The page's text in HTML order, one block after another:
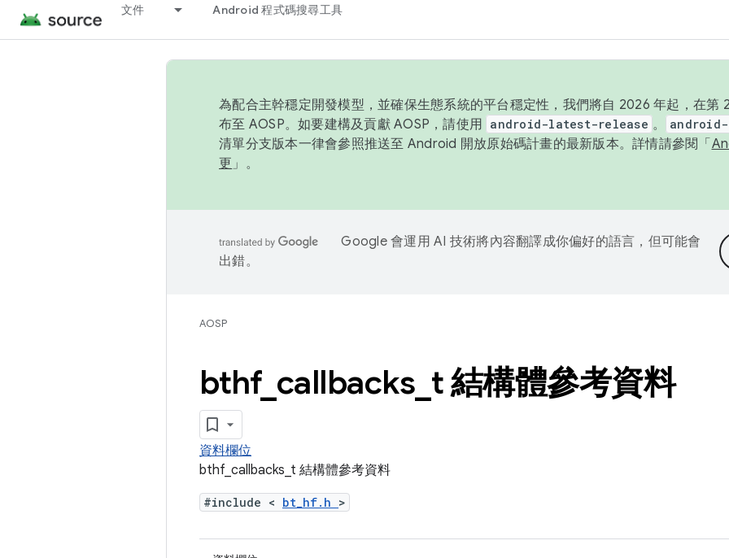
文件 Android 程式碼搜尋工具
為配合主幹穩定開發模型，並確保生態系統的平台穩定性，我們將自 2026 年起，在第
布至 AOSP。如要建構及貢獻 AOSP，請使用 android-latest-release 。
清單分支版本一律會參照推送至 Android 開放原始碼計畫的最新版本。詳情請參閱「
更 」。
Google 會運用 AI 技術將內容翻譯成你偏好的語言，但可能會
出錯。
AOSP
bthf_ callbacks t 結構體參考資料
資料欄位
bthf_callbacks_t 結構體參考資料
#include < bt_hf.h >